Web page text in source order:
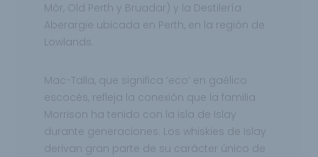
Mòr, Old Perth y Bruadar) y la Destilería
Aberargie ubicada en Perth, en la región de
Lowlands.
Mac-Talla, que significa ‘eco’ en gaélico
escocés, refleja la conexión que la familia
Morrison ha tenido con la isla de Islay
durante generaciones. Los whiskies de Islay
derivan gran parte de su carácter único de